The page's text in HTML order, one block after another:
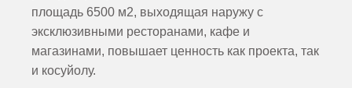
площадь 6500 м2, выходящая наружу с
эксклюзивными ресторанами, кафе и
магазинами, повышает ценность как проекта, так
и косуйолу.